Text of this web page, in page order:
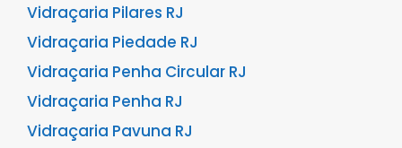
Vidraçaria Pilares RJ
Vidraçaria Piedade RJ
Vidraçaria Penha Circular RJ
Vidraçaria Penha RJ
Vidraçaria Pavuna RJ